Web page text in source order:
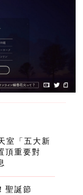
室「五大新
頂重要對
聖誕節